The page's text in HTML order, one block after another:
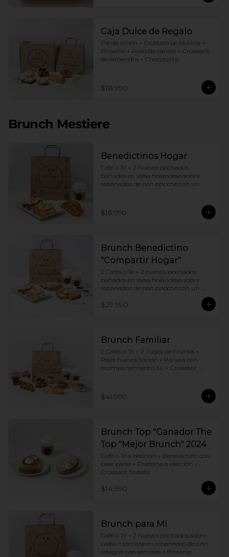
Caja Dulce de Regalo
Pie de limón + Crostata de Nutella +
Brownie + Rollo de canela + Croissant
de almendra + Chocotorta
$18.990
Brunch Mestiere
Benedictinos Hogar
Café o Té + 2 huevos pochados
bañados en salsa holandesa sobre
rebanadas de pan brioche con un
$16.990
Brunch Benedictino
"Compartir Hogar"
2 Cafés o Té + 2 huevos pochados
bañados en salsa holandesa sobre
rebanadas de pan brioche con un
ingrediente de tu elección + Tostadas
francesas + Croissant de tu elección
$29.990
Brunch Familiar
2 Cafés o Té + 2 Jugos de Frutilla +
Paila huevos tocino + Panera con
acompañamiento XL + Croissant
$41.990
Brunch Top "Ganador The
Top "Mejor Brunch" 2024
Café o Té a elección + Benedictino con
base palta + Proteina a elección +
Croissant Nutella
$14.990
Brunch para Mi
Café o Té + 2 huevos pochados sobre
palta o tomate en rebanadas de pan
integral con semillas + Brownie